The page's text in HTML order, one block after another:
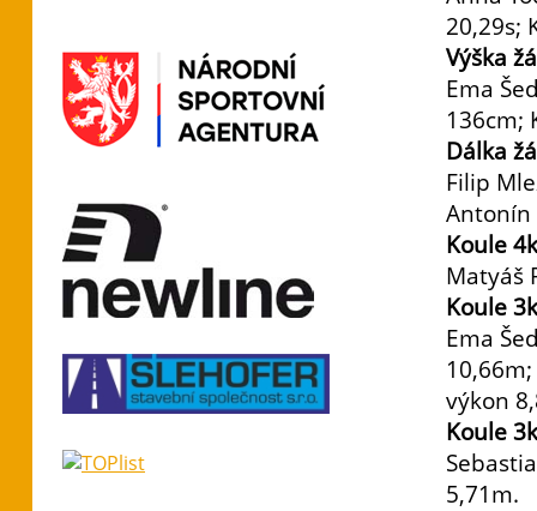
20,29s;
Výška
Ema
136cm;
Dálka
Filip
Antonín
Koule
Matyáš
Koule
Ema
výkon
Koule
5,71m.